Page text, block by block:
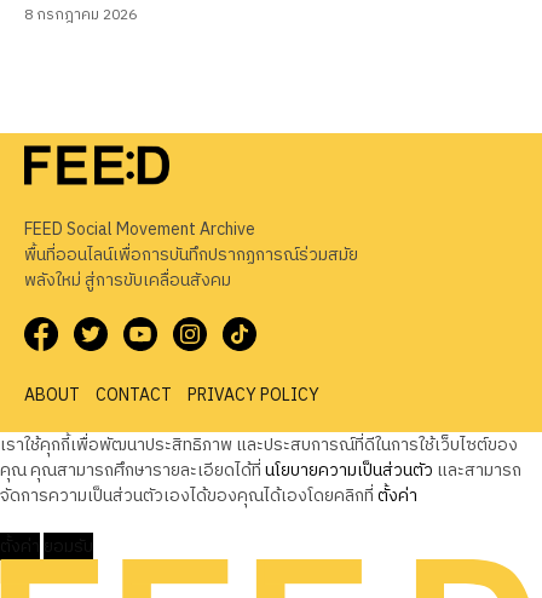
8 กรกฎาคม 2026
FEED Social Movement Archive
พื้นที่ออนไลน์เพื่อการบันทึกปรากฏการณ์ร่วมสมัย
พลังใหม่ สู่การขับเคลื่อนสังคม
ABOUT CONTACT
PRIVACY POLICY
เราใช้คุกกี้เพื่อพัฒนาประสิทธิภาพ และประสบการณ์ที่ดีในการใช้เว็บไซต์ของ
คุณ คุณสามารถศึกษารายละเอียดได้ที่นโยบายความเป็นส่วนตัว และสามารถ
จัดการความเป็นส่วนตัวเองได้ของคุณได้เองโดยคลิกที่ตั้งค่า